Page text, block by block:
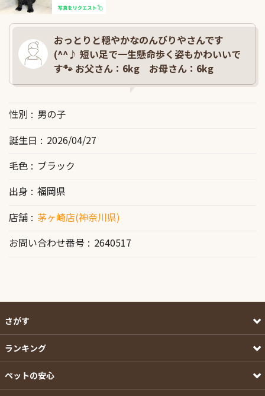
おっとりと穏やかなのんびりやさんです
(^^♪ 短い足で一生懸命歩く姿もかわいいで
す🐾 お父さん：6kg お母さん：6kg
性別
男の子
誕生日
2026/04/27
毛色
ブラック
出身
福岡県
店舗
茅ヶ崎店(神奈川県)
お問い合わせ番号
2640517
さがす
ランキング
ペットの安心